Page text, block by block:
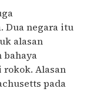
Dua negara itu
alasan
bahaya
Alasan
pada